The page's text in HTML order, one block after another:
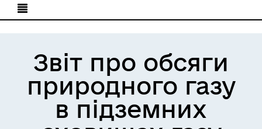
Звіт про обсяги
природного газу
в підземних